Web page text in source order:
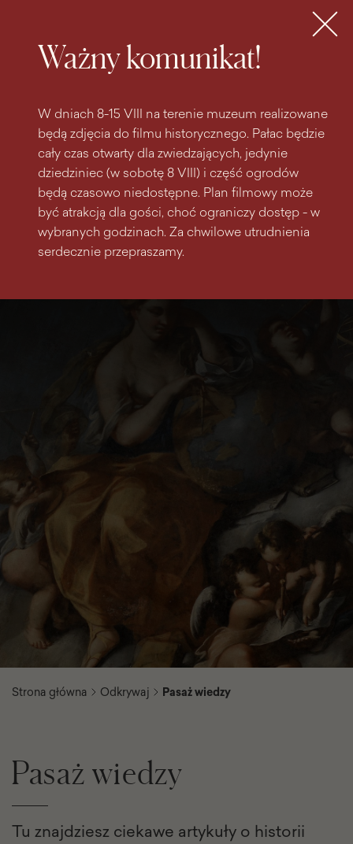
Ważny komunikat!
W dniach 8-15 VIII na terenie muzeum realizowane
będą zdjęcia do filmu historycznego. Pałac będzie
cały czas otwarty dla zwiedzających, jedynie
dziedziniec (w sobotę 8 VIII) i część ogrodów
będą czasowo niedostępne. Plan filmowy może
być atrakcją dla gości, choć ograniczy dostęp - w
wybranych godzinach. Za chwilowe utrudnienia
serdecznie przepraszamy.
MENU
Strona główna Odkrywaj Pasaż wiedzy
Pasaż wiedzy
Tu znajdziesz ciekawe artykuły o historii